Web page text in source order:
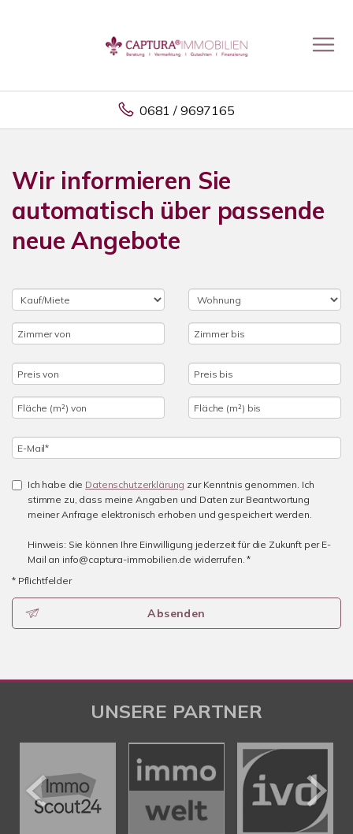
0681 / 9697165
Wir informieren Sie
automatisch über passende
neue Angebote
Ich habe die Datenschutzerklärung zur Kenntnis genommen. Ich
stimme zu, dass meine Angaben und Daten zur Beantwortung
meiner Anfrage elektronisch erhoben und gespeichert werden.
Hinweis: Sie können Ihre Einwilligung jederzeit für die Zukunft per E-
Mail an info@captura-immobilien.de widerrufen. *
* Pflichtfelder
Absenden
UNSERE PARTNER